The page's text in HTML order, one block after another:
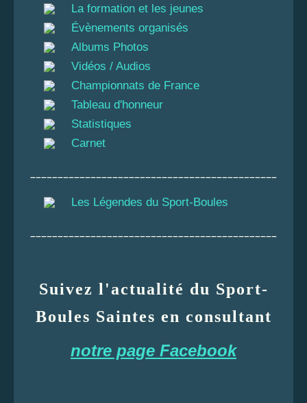
La formation et les jeunes
Évènements organisés
Albums Photos
Vidéos / Audios
Championnats de France
Tableau d'honneur
Statistiques
Carnet
Les Légendes du Sport-Boules
Suivez l'actualité du Sport-
Boules Saintes en consultant
notre page Facebook